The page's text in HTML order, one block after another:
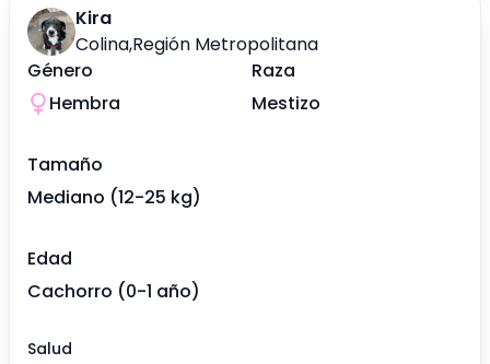
Kira
Colina,Región Metropolitana
Género
Hembra
Raza
Mestizo
Tamaño
Mediano (12-25 kg)
Edad
Cachorro (0-1 año)
Salud